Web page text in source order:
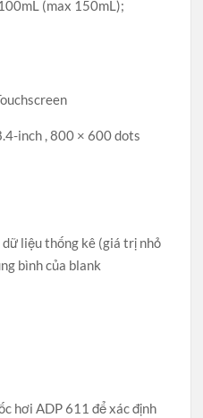
(max 150mL);
inch , 800 × 600 dots
liệu thống kê (giá trị nhỏ
bình của blank
hơi ADP 611 để xác định